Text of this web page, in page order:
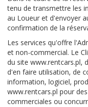
tenu de transmettre les
au Loueur et d'envoyer
confirmation de la
Les services qu'offre
et non-commercial. Le
du site www.rentcars.pl,
d'en faire utilisation, de
information, logiciel,
www.rentcars.pl pour
commerciales ou